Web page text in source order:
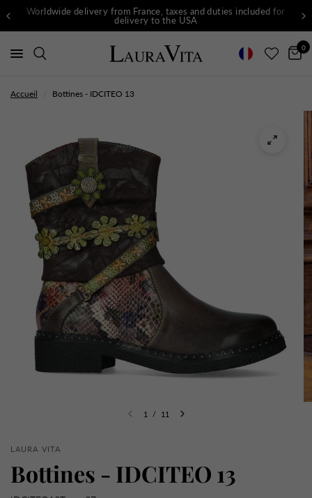
Worldwide delivery from France, taxes and duties included for
delivery to the USA
0
Accueil Bottines - IDCITEO 13
1 / 11
LAURA VITA
Bottines - IDCITEO 13